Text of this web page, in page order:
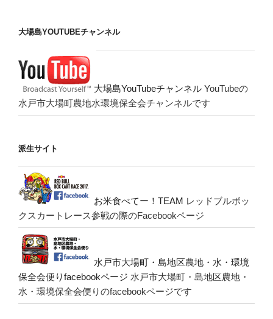
大場島YOUTUBEチャンネル
大場島YouTubeチャンネル YouTubeの
水戸市大場町農地水環境保全会チャンネルです
派生サイト
お米食べてー！TEAM レッドブルボッ
クスカートレース参戦の際のFacebookページ
水戸市大場町・島地区農地・水・環境
保全会便りfacebookページ 水戸市大場町・島地区農地・
水・環境保全会便りのfacebookページです